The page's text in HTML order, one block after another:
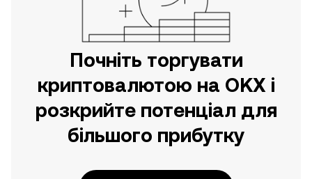
Почніть торгувати
криптовалютою на OKX і
розкрийте потенціал для
більшого прибутку